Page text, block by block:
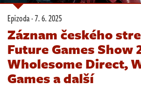
Komunita
Redakce
Živě
Epizoda ·7. 6. 2025
Záznam českého
Future Games Show
Wholesome Direct,
Games a další